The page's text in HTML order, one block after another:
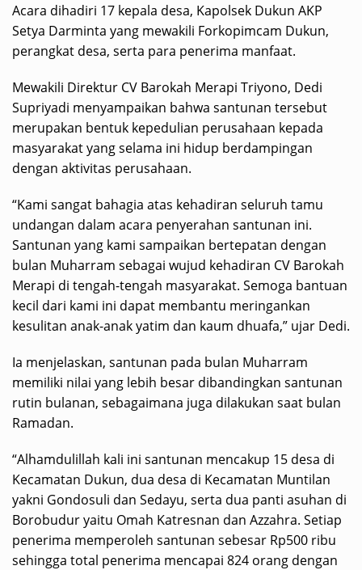
Acara dihadiri 17 kepala desa, Kapolsek Dukun AKP
Setya Darminta yang mewakili Forkopimcam Dukun,
perangkat desa, serta para penerima manfaat.
Mewakili Direktur CV Barokah Merapi Triyono, Dedi
Supriyadi menyampaikan bahwa santunan tersebut
merupakan bentuk kepedulian perusahaan kepada
masyarakat yang selama ini hidup berdampingan
dengan aktivitas perusahaan.
“Kami sangat bahagia atas kehadiran seluruh tamu
undangan dalam acara penyerahan santunan ini.
Santunan yang kami sampaikan bertepatan dengan
bulan Muharram sebagai wujud kehadiran CV Barokah
Merapi di tengah-tengah masyarakat. Semoga bantuan
kecil dari kami ini dapat membantu meringankan
kesulitan anak-anak yatim dan kaum dhuafa,” ujar Dedi.
Ia menjelaskan, santunan pada bulan Muharram
memiliki nilai yang lebih besar dibandingkan santunan
rutin bulanan, sebagaimana juga dilakukan saat bulan
Ramadan.
“Alhamdulillah kali ini santunan mencakup 15 desa di
Kecamatan Dukun, dua desa di Kecamatan Muntilan
yakni Gondosuli dan Sedayu, serta dua panti asuhan di
Borobudur yaitu Omah Katresnan dan Azzahra. Setiap
penerima memperoleh santunan sebesar Rp500 ribu
sehingga total penerima mencapai 824 orang dengan